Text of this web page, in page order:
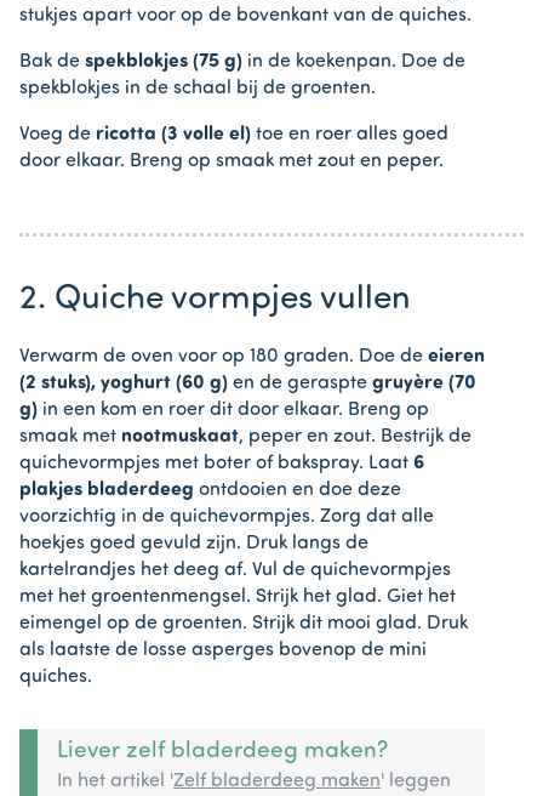
stukjes apart voor op de bovenkant van de quiches.
Bak de spekblokjes (75 g) in de koekenpan. Doe de
spekblokjes in de schaal bij de groenten.
Voeg de ricotta (3 volle el) toe en roer alles goed
door elkaar. Breng op smaak met zout en peper.
2. Quiche vormpjes vullen
Verwarm de oven voor op 180 graden. Doe de eieren
(2 stuks), yoghurt (60 g) en de geraspte gruyère (70
g) in een kom en roer dit door elkaar. Breng op
smaak met nootmuskaat, peper en zout. Bestrijk de
quichevormpjes met boter of bakspray. Laat 6
plakjes bladerdeeg ontdooien en doe deze
voorzichtig in de quichevormpjes. Zorg dat alle
hoekjes goed gevuld zijn. Druk langs de
kartelrandjes het deeg af. Vul de quichevormpjes
met het groentenmengsel. Strijk het glad. Giet het
eimengel op de groenten. Strijk dit mooi glad. Druk
als laatste de losse asperges bovenop de mini
quiches.
Liever zelf bladerdeeg maken?
In het artikel 'Zelf bladerdeeg maken' leggen